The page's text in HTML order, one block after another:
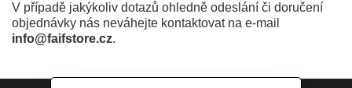
V případě jakýkoliv dotazů ohledně odeslání či doručení
objednávky nás neváhejte kontaktovat na e-mail
info@faifstore.cz.